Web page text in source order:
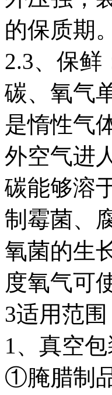
的保质期。
2.3、保鲜
碳、氧气
是惰性气
外空气进
碳能够溶
制霉菌、
氧菌的生
度氧气可
3适用范围
1、真空包
①腌腊制